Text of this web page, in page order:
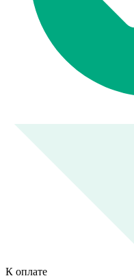
К оплате